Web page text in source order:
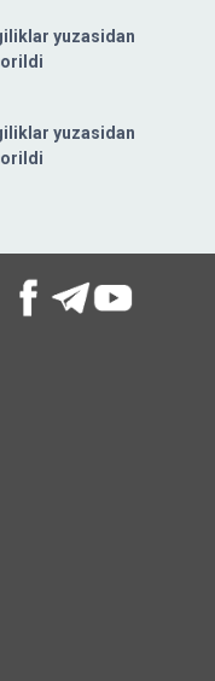
yuzasidan
yuzasidan